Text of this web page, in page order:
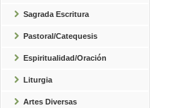
Sagrada Escritura
Pastoral/Catequesis
Espiritualidad/Oración
Liturgia
Artes Diversas